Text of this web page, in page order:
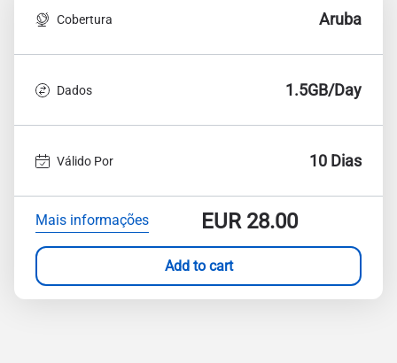
Cobertura Aruba
Dados 1.5GB/Day
Válido Por 10 Dias
Mais informações EUR28.00
Add to cart